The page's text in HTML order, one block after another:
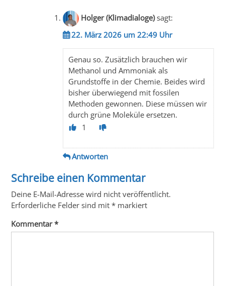
Holger (Klimadialoge) sagt:
22. März 2026 um 22:49 Uhr
Genau so. Zusätzlich brauchen wir
Methanol und Ammoniak als
Grundstoffe in der Chemie. Beides wird
bisher überwiegend mit fossilen
Methoden gewonnen. Diese müssen wir
durch grüne Moleküle ersetzen.
1
Antworten
Schreibe einen Kommentar
Deine E-Mail-Adresse wird nicht veröffentlicht.
Erforderliche Felder sind mit* markiert
Kommentar*